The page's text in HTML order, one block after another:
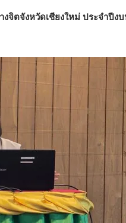
จิตจังหวัดเชียงใหม่ ประจำปีง